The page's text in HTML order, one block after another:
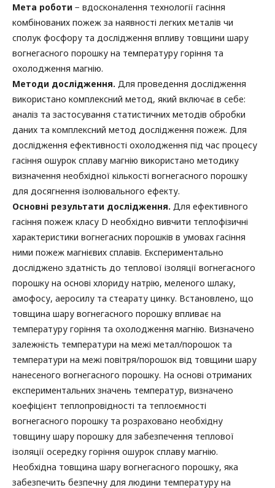
Мета роботи − вдосконалення технології гасіння
комбінованих пожеж за наявності легких металів чи
сполук фосфору та дослідження впливу товщини шару
вогнегасного порошку на температуру горіння та
охолодження магнію.
Методи дослідження. Для проведення дослідження
використано комплексний метод, який включає в себе:
аналіз та застосування статистичних методів обробки
даних та комплексний метод дослідження пожеж. Для
дослідження ефективності охолодження під час процесу
гасіння ошурок сплаву магнію використано методику
визначення необхідної кількості вогнегасного порошку
для досягнення ізолювального ефекту.
Основні результати дослідження. Для ефективного
гасіння пожеж класу D необхідно вивчити теплофізичні
характеристики вогнегасних порошків в умовах гасіння
ними пожеж магнієвих сплавів. Експериментально
досліджено здатність до теплової ізоляції вогнегасного
порошку на основі хлориду натрію, меленого шлаку,
амофосу, аеросилу та стеарату цинку. Встановлено, що
товщина шару вогнегасного порошку впливає на
температуру горіння та охолодження магнію. Визначено
залежність температури на межі метал/порошок та
температури на межі повітря/порошок від товщини шару
нанесеного вогнегасного порошку. На основі отриманих
експериментальних значень температур, визначено
коефіцієнт теплопровідності та теплоємності
вогнегасного порошку та розраховано необхідну
товщину шару порошку для забезпечення теплової
ізоляції осередку горіння ошурок сплаву магнію.
Необхідна товщина шару вогнегасного порошку, яка
забезпечить безпечну для людини температуру на